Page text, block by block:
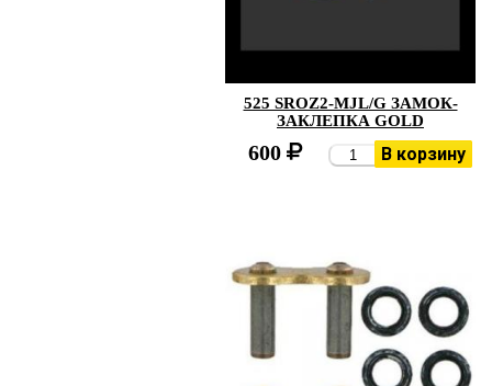
525 SROZ2-MJL/G ЗАМОК-
ЗАКЛЕПКА GOLD
600 В корзину